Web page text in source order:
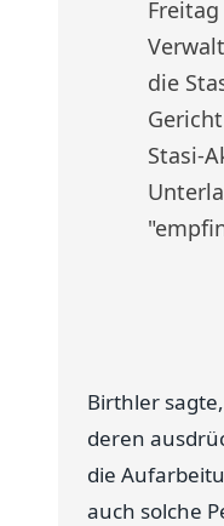
die
Stasi-
Birthler
deren
die
auch solche